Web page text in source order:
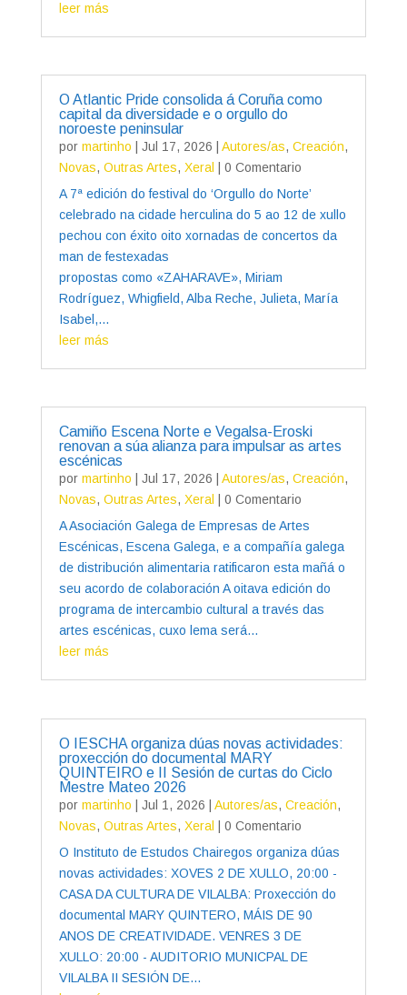
leer más
O Atlantic Pride consolida á Coruña como
capital da diversidade e o orgullo do
noroeste peninsular
por martinho Jul 17, 2026 Autores/as, Creación,
Novas, Outras Artes, Xeral
| 0 Comentario
A 7ª edición do festival do ‘Orgullo do Norte’
celebrado na cidade herculina do 5 ao 12 de xullo
pechou con éxito oito xornadas de concertos da
man de festexadas
propostas como «ZAHARAVE», Miriam
Rodríguez, Whigfield, Alba Reche, Julieta, María
Isabel,...
leer más
Camiño Escena Norte e Vegalsa-Eroski
renovan a súa alianza para impulsar as artes
escénicas
por martinho Jul 17, 2026 Autores/as, Creación,
Novas, Outras Artes, Xeral
| 0 Comentario
A Asociación Galega de Empresas de Artes
Escénicas, Escena Galega, e a compañía galega
de distribución alimentaria ratificaron esta mañá o
seu acordo de colaboración A oitava edición do
programa de intercambio cultural a través das
artes escénicas, cuxo lema será...
leer más
O IESCHA organiza dúas novas actividades:
proxección do documental MARY
QUINTEIRO e II Sesión de curtas do Ciclo
Mestre Mateo 2026
por martinho Jul 1, 2026 Autores/as, Creación,
Novas, Outras Artes, Xeral
| 0 Comentario
O Instituto de Estudos Chairegos organiza dúas
novas actividades: XOVES 2 DE XULLO, 20:00 -
CASA DA CULTURA DE VILALBA: Proxección do
documental MARY QUINTERO, MÁIS DE 90
ANOS DE CREATIVIDADE. VENRES 3 DE
XULLO: 20:00 - AUDITORIO MUNICPAL DE
VILALBA II SESIÓN DE...